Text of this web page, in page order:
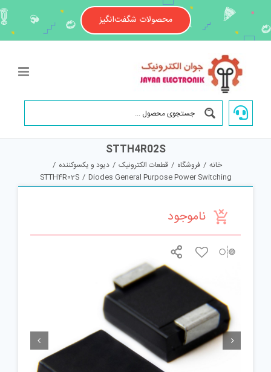
content
محصولات شگفت‌انگیز
STTH4R02S
خانه / فروشگاه / قطعات الکترونیک / دیود و یکسوکننده /
Diodes General Purpose Power Switching
/
STTH4R02S
ناموجود
 